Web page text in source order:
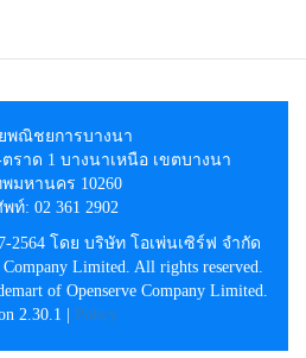
พณิชยการบางนา
ราด 1 บางนาเหนือ เขตบางนา
พมหานคร 10260
ท์: 02 361 2902
โดย บริษัท โอเพ่นเซิร์ฟ จำกัด
Limited. All rights reserved.
of Openserve Company Limited.
2.30.1 |
Policy